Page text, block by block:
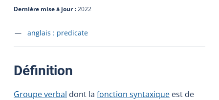
Dernière mise à jour 2022
Accéder à la fiche en
anglais : predicate
Définition
Groupe verbal dont la fonction syntaxique est de